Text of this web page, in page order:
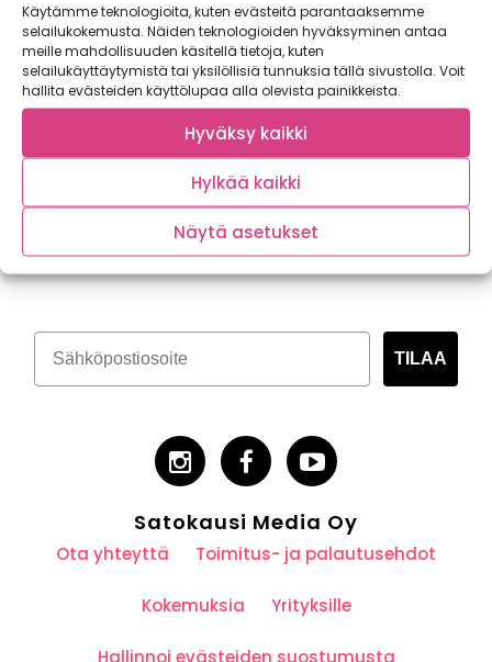
Käytämme teknologioita, kuten evästeitä parantaaksemme
selailukokemusta. Näiden teknologioiden hyväksyminen antaa
meille mahdollisuuden käsitellä tietoja, kuten
selailukäyttäytymistä tai yksilöllisiä tunnuksia tällä sivustolla. Voit
hallita evästeiden käyttölupaa alla olevista painikkeista.
Hyväksy kaikki
Hylkää kaikki
Näytä asetukset
Tilaa kasvispitoinen uutiskirje
TILAA
Satokausi Media Oy
Ota yhteyttä Toimitus- ja palautusehdot
Kokemuksia Yrityksille
Hallinnoi evästeiden suostumusta